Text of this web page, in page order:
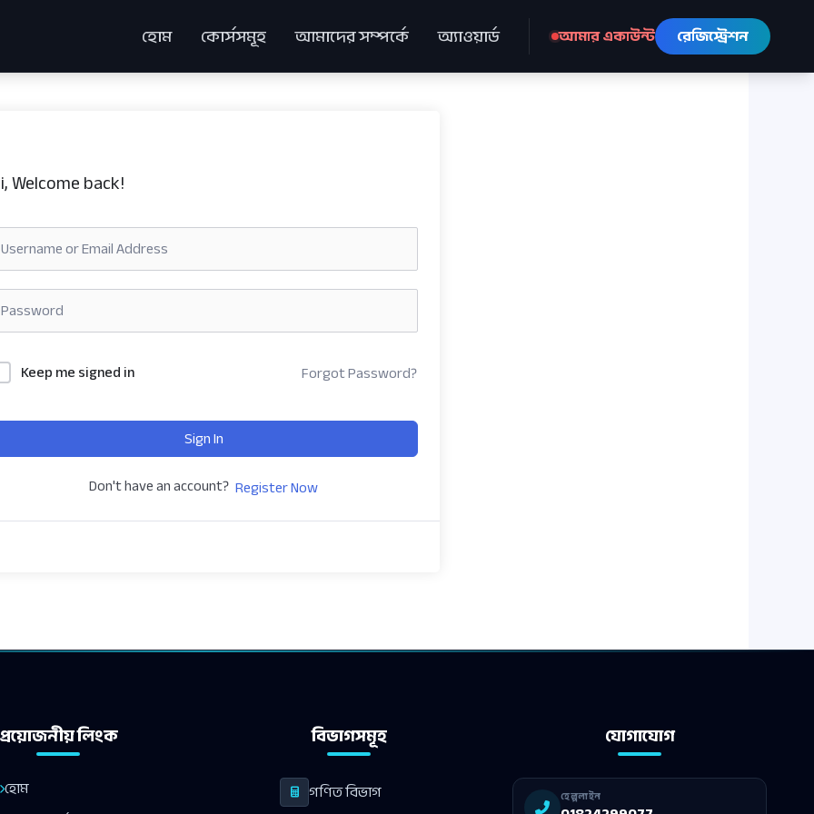
হোম কোর্সসমূহ আমাদের সম্পর্কে অ্যাওয়ার্ড আমার একাউন্ট রেজিস্ট্রেশন
Welcome back!
Keep me signed in Forgot Password?
Sign In
Don't have an account? Register Now
প্রয়োজনীয় লিংক
হোম
বিভাগসমূহ
গণিত বিভাগ
যোগাযোগ
হেল্পলাইন